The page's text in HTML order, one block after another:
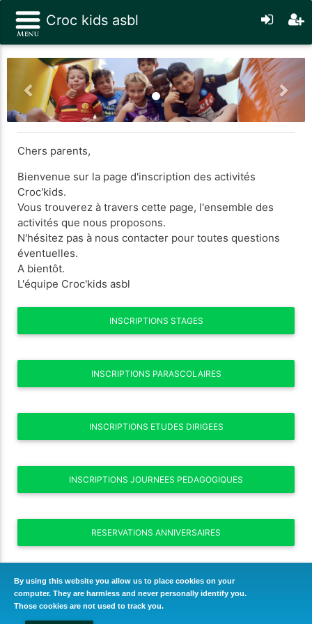
Croc kids asbl
Previous
Chers parents,
Bienvenue sur la page d'inscription des activités
Croc'kids.
Vous trouverez à travers cette page, l'ensemble des
activités que nous proposons.
N'hésitez pas à nous contacter pour toutes questions
éventuelles.
A bientôt.
L'équipe Croc'kids asbl
INSCRIPTIONS STAGES
INSCRIPTIONS PARASCOLAIRES
INSCRIPTIONS ETUDES DIRIGEES
INSCRIPTIONS JOURNEES PEDAGOGIQUES
RESERVATIONS ANNIVERSAIRES
RESERVATIONS VOYAGES
By using this website you allow us to place cookies on your
computer. They are harmless and never personally identify you.
Those cookies are not used to track you.